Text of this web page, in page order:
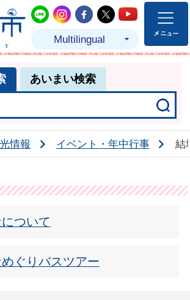
結城市公式LINE
結城市公式Instagram
結城市公式
結城市公式
結城市
Multilingual
あいまい検索
情報 イベント・年中行事 結
ついて
ぐりバスツアー